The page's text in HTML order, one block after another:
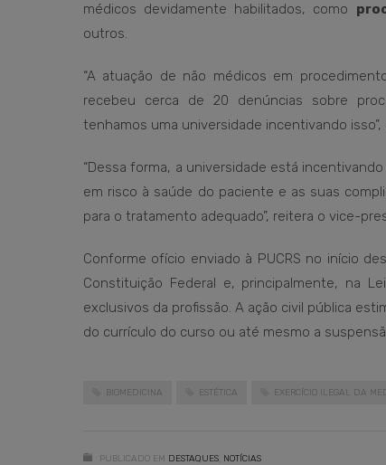
médicos devidamente habilitados, como
outros.
“A atuação de não médicos em
recebeu cerca de 20 denúncias sobre
tenhamos uma universidade incentivando
“Dessa forma, a universidade está
em risco à saúde do paciente e as suas
para o tratamento adequado”, reitera o vice-
Conforme ofício enviado à PUCRS no início
Constituição Federal e, principalmente, na
exclusivos da profissão. A ação civil pública
do currículo do curso ou até mesmo a
BIOMEDICINA ESTÉTICA EXERCÍCIO ILEGAL DA
PUBLICADO EM DESTAQUES NOTÍCIAS